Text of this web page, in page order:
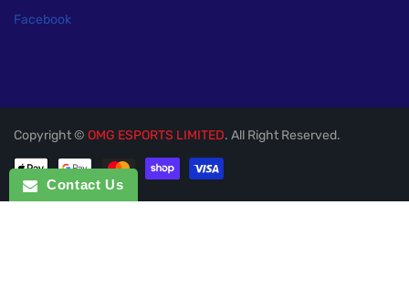
Facebook
Copyright © OMG ESPORTS LIMITED. All Right Reserved.
付款方式
Contact Us